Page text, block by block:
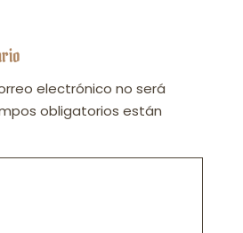
electrónico no será
obligatorios están